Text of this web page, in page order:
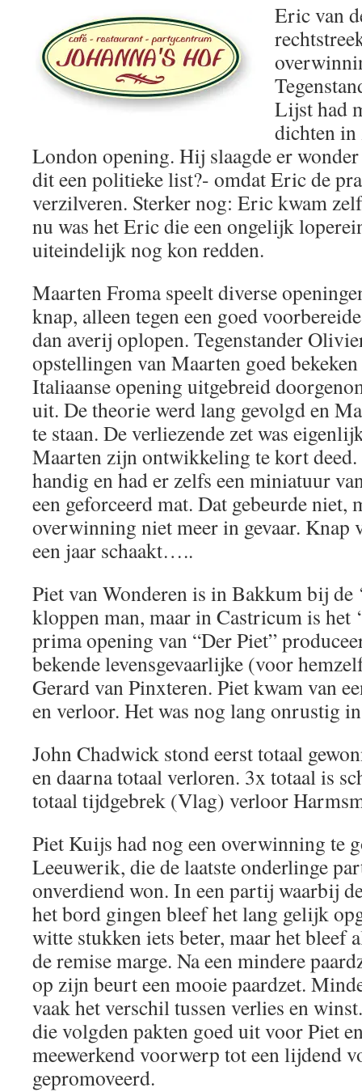
Eric van
Lijst had
dichten in
London opening. Hij slaagde er
dit een politieke list?- omdat Eric de
verzilveren. Sterker nog: Eric kwam
nu was het Eric die een ongelijk
uiteindelijk nog kon redden.
Maarten Froma speelt diverse
knap, alleen tegen een goed
dan averij oplopen. Tegenstander
opstellingen van Maarten goed
Italiaanse opening uitgebreid
uit. De theorie werd lang gevolgd en
te staan. De verliezende zet was
Maarten zijn ontwikkeling te kort
handig en had er zelfs een miniatuur
een geforceerd mat. Dat gebeurde niet,
overwinning niet meer in gevaar. Knap
een jaar schaakt…..
Piet van Wonderen is in Bakkum bij de
kloppen man, maar in Castricum is het
prima opening van “Der Piet”
bekende levensgevaarlijke (voor
Gerard van Pinxteren. Piet kwam van
en verloor. Het was nog lang onrustig
John Chadwick stond eerst totaal
en daarna totaal verloren. 3x totaal is
totaal tijdgebrek (Vlag) verloor
Piet Kuijs had nog een overwinning te
Leeuwerik, die de laatste onderlinge
onverdiend won. In een partij waarbij
het bord gingen bleef het lang gelijk
witte stukken iets beter, maar het bleef
de remise marge. Na een mindere
op zijn beurt een mooie paardzet.
vaak het verschil tussen verlies en
die volgden pakten goed uit voor Piet
meewerkend voorwerp tot een lijdend
gepromoveerd.